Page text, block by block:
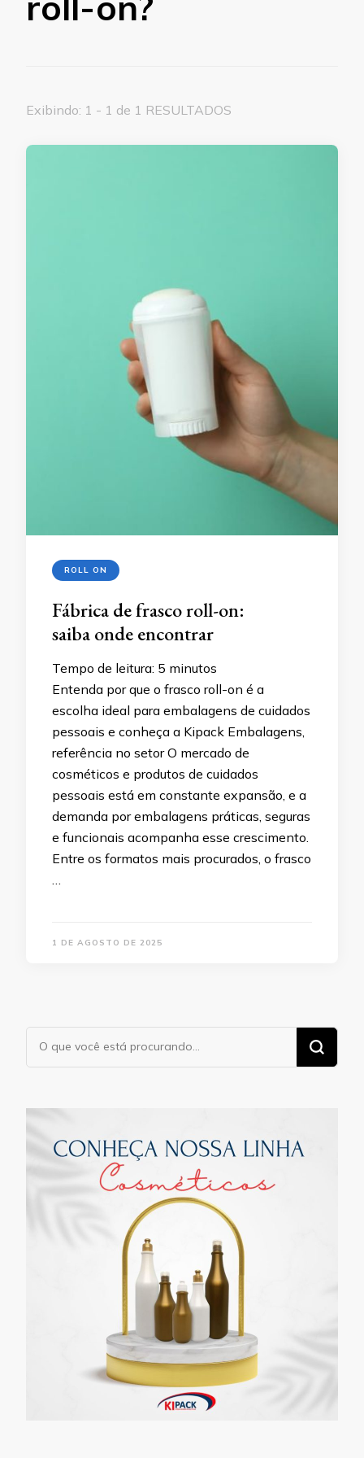
Exibindo: 1 - 1 de 1 RESULTADOS
ROLL ON
Fábrica de frasco roll-on:
saiba onde encontrar
Tempo de leitura: 5 minutos
Entenda por que o frasco roll-on é a
escolha ideal para embalagens de cuidados
pessoais e conheça a Kipack Embalagens,
referência no setor O mercado de
cosméticos e produtos de cuidados
pessoais está em constante expansão, e a
demanda por embalagens práticas, seguras
e funcionais acompanha esse crescimento.
Entre os formatos mais procurados, o frasco
…
1 DE AGOSTO DE 2025
Procurando
algo?